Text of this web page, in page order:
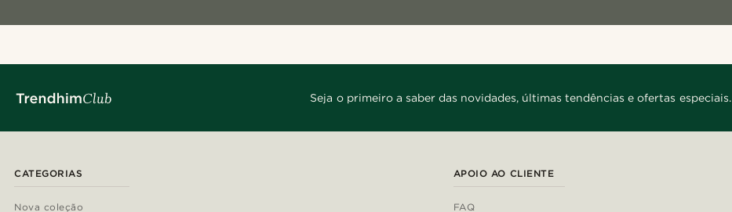
Seja o primeiro a saber das novidades, últimas tendências e ofertas especiais.
CATEGORIAS
Nova coleção
APOIO AO CLIENTE
FAQ